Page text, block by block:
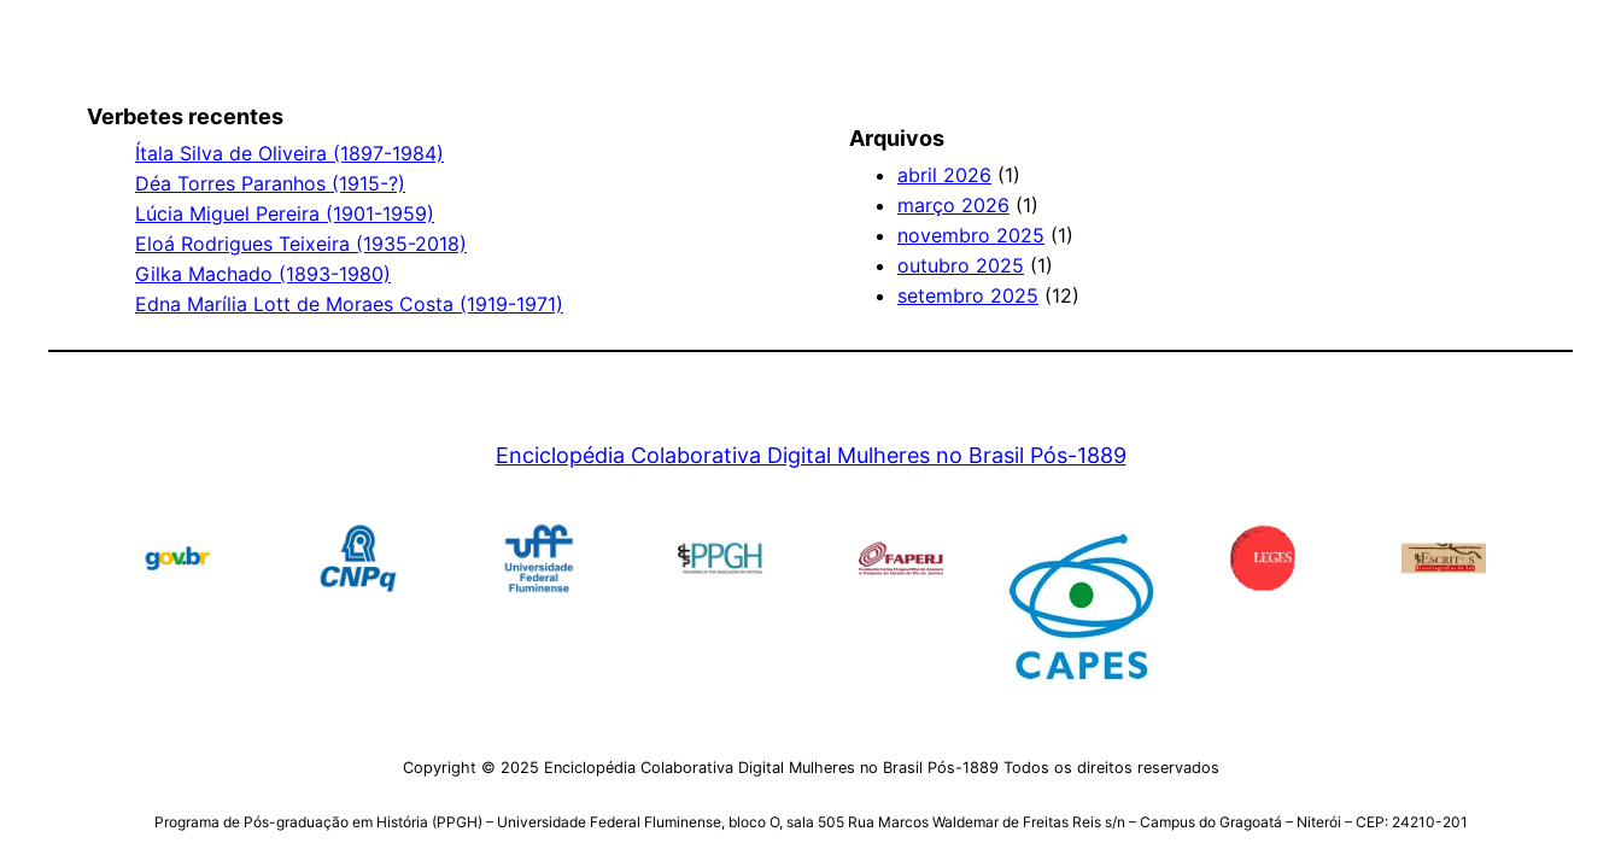
Verbetes recentes
Ítala Silva de Oliveira (1897-1984)
Déa Torres Paranhos (1915-?)
Lúcia Miguel Pereira (1901-1959)
Eloá Rodrigues Teixeira (1935-2018)
Gilka Machado (1893-1980)
Edna Marília Lott de Moraes Costa (1919-1971)
Arquivos
abril 2026 (1)
março 2026 (1)
novembro 2025 (1)
outubro 2025 (1)
setembro 2025 (12)
Enciclopédia Colaborativa Digital Mulheres no Brasil Pós-1889
Copyright © 2025 Enciclopédia Colaborativa Digital Mulheres no Brasil Pós-1889 Todos os direitos reservados
Programa de Pós-graduação em História (PPGH) – Universidade Federal Fluminense, bloco O, sala 505 Rua Marcos Waldemar de Freitas Reis s/n – Campus do Gragoatá – Niterói – CEP: 24210-201